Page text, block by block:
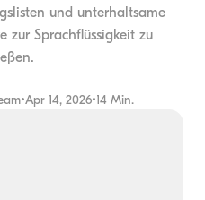
und unterhaltsame
zur Sprachflüssigkeit zu
•Apr 14, 2026•14 Min.